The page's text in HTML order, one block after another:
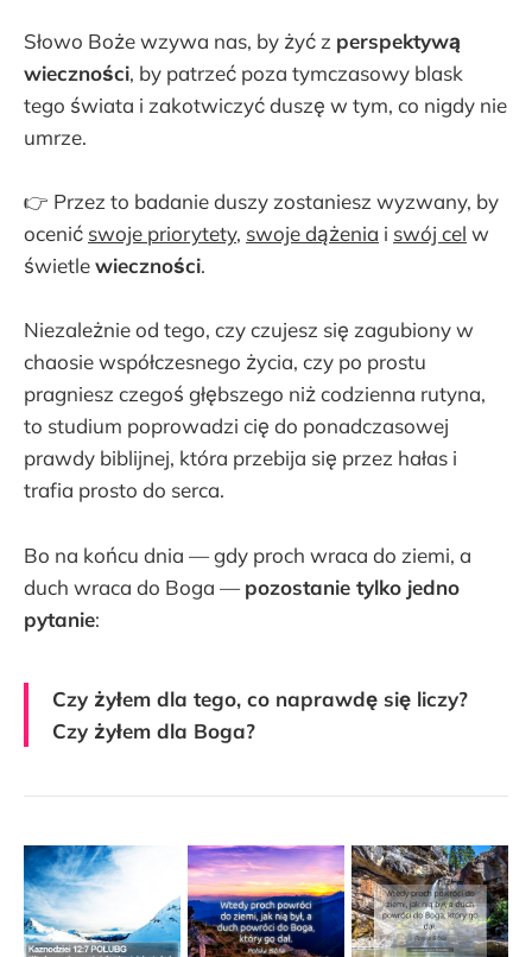
Słowo Boże wzywa nas, by żyć z perspektywą
wieczności, by patrzeć poza tymczasowy blask
tego świata i zakotwiczyć duszę w tym, co nigdy nie
umrze.
👉 Przez to badanie duszy zostaniesz wyzwany, by
ocenić swoje priorytety, swoje dążenia i swój cel w
świetlewieczności.
Niezależnie od tego, czy czujesz się zagubiony w
chaosie współczesnego życia, czy po prostu
pragniesz czegoś głębszego niż codzienna rutyna,
to studium poprowadzi cię do ponadczasowej
prawdy biblijnej, która przebija się przez hałas i
trafia prosto do serca.
Bo na końcu dnia — gdy proch wraca do ziemi, a
duch wraca do Boga —pozostanie tylko jedno
pytanie:
Czy żyłem dla tego, co naprawdę się liczy?
Czy żyłem dla Boga?